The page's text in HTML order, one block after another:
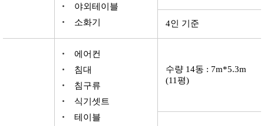
야외테이블
소화기
4인 기준
에어컨
침대
침구류
식기셋트
테이블
수량 14동 : 7m*5.3m
(11평)